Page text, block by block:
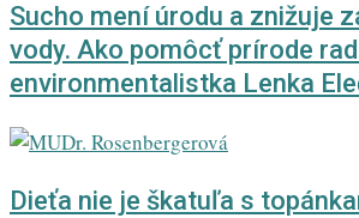
Sucho mení úrodu a znižuje
vody. Ako pomôcť prírode
environmentalistka Lenka
Dieťa nie je škatuľa s